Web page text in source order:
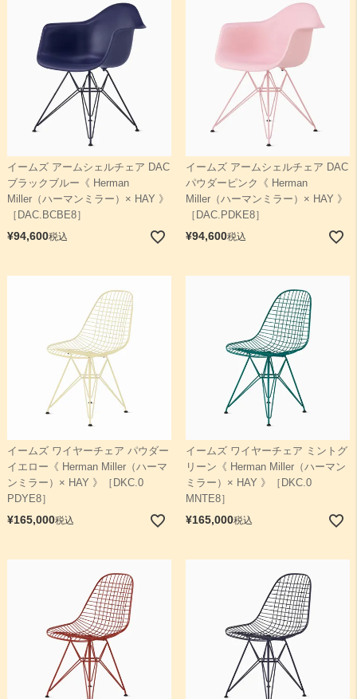
イームズ アームシェルチェア DAC
ブラックブルー《 Herman
Miller（ハーマンミラー）× HAY 》
［DAC.BCBE8］
¥94,600税込
イームズ アームシェルチェア DAC
パウダーピンク《 Herman
Miller（ハーマンミラー）× HAY 》
［DAC.PDKE8］
¥94,600税込
イームズ ワイヤーチェア パウダー
イエロー《 Herman Miller（ハーマ
ンミラー）× HAY 》［DKC.0
PDYE8］
¥165,000税込
イームズ ワイヤーチェア ミントグ
リーン《 Herman Miller（ハーマン
ミラー）× HAY 》［DKC.0
MNTE8］
¥165,000税込